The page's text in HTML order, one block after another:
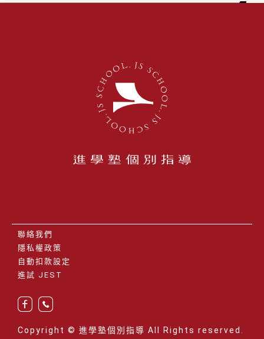
聯絡我們
隱私權政策
自動扣款設定
進試 JEST
Copyright © 進學塾個別指導 All Rights reserved.